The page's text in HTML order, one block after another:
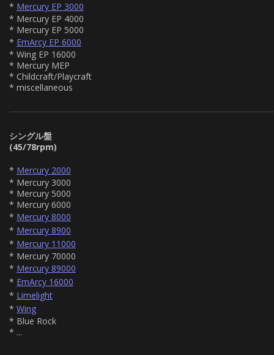
* Mercury EP 3000
* Mercury EP 4000
* Mercury EP 5000
* EmArcy EP 6000
* Wing EP 16000
* Mercury MEP
* Childcraft/Playcraft
* miscellaneous
シングル盤
(45/78rpm)
* Mercury 2000
* Mercury 3000
* Mercury 5000
* Mercury 6000
* Mercury 8000
* Mercury 8900
* Mercury 11000
* Mercury 70000
* Mercury 89000
* EmArcy 16000
* Limelight
* Wing
* Blue Rock
* ...